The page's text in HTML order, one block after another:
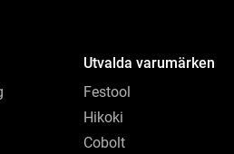
Utvalda varumärken
Festool
Hikoki
Cobolt